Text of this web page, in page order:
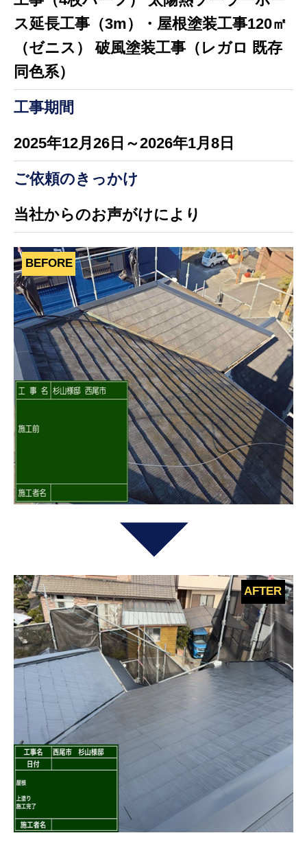
ス延長工事（3m）・屋根塗装工事120㎡
（ゼニス） 破風塗装工事（レガロ 既存
同色系）
工事期間
2025年12月26日～2026年1月8日
ご依頼のきっかけ
当社からのお声がけにより